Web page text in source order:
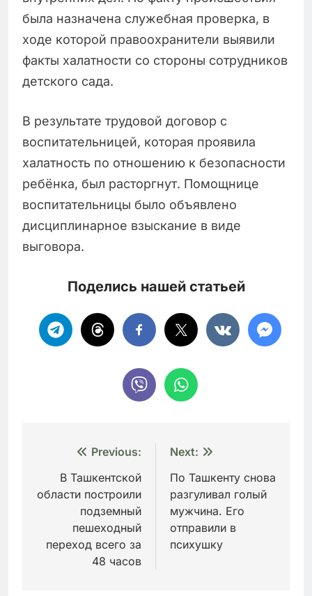
была назначена служебная проверка, в
ходе которой правоохранители выявили
факты халатности со стороны сотрудников
детского сада.
В результате трудовой договор с
воспитательницей, которая проявила
халатность по отношению к безопасности
ребёнка, был расторгнут. Помощнице
воспитательницы было объявлено
дисциплинарное взыскание в виде
выговора.
Поделись нашей статьей
Навигация
записям
Previous:
В Ташкентской
области построили
подземный
пешеходный
переход всего за
48 часов
Next:
По Ташкенту снова
разгуливал голый
мужчина. Его
отправили в
психушку